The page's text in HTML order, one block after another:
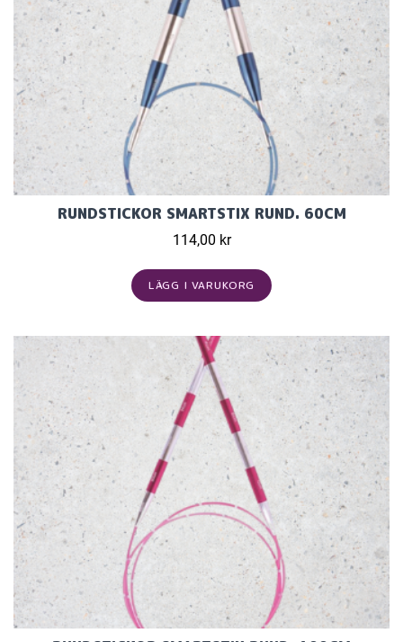
RUNDSTICKOR SMARTSTIX RUND. 60CM
114,00 kr
LÄGG I VARUKORG